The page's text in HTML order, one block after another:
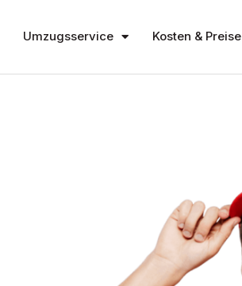
Umzugsservice Kosten & Preise